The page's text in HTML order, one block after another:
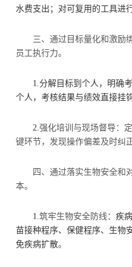
水费支出；对可复用的工具进
三、通过目标量化和激励
员工执行力。
1.分解目标到个人，明确
个人，考核结果与绩效直接挂钩
2.强化培训与现场督导：
键环节，发现操作偏差及时纠
四、通过落实生物安全和
本。
1.筑牢生物安全防线： 疾
苗接种程序、保健程序、生物
免疾病扩散。